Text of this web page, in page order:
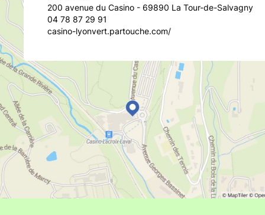
200 avenue du Casino - 69890 La Tour-de-Salvagny
04 78 87 29 91
casino-lyonvert.partouche.com/